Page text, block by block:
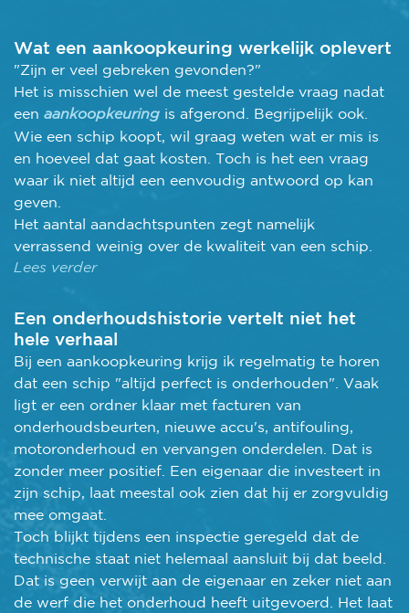
Wat een aankoopkeuring werkelijk oplevert
"Zijn er veel gebreken gevonden?"
Het is misschien wel de meest gestelde vraag nadat
een aankoopkeuring is afgerond. Begrijpelijk ook.
Wie een schip koopt, wil graag weten wat er mis is
en hoeveel dat gaat kosten. Toch is het een vraag
waar ik niet altijd een eenvoudig antwoord op kan
geven.
Het aantal aandachtspunten zegt namelijk
verrassend weinig over de kwaliteit van een schip.
Lees verder
Een onderhoudshistorie vertelt niet het
hele verhaal
Bij een aankoopkeuring krijg ik regelmatig te horen
dat een schip "altijd perfect is onderhouden". Vaak
ligt er een ordner klaar met facturen van
onderhoudsbeurten, nieuwe accu's, antifouling,
motoronderhoud en vervangen onderdelen. Dat is
zonder meer positief. Een eigenaar die investeert in
zijn schip, laat meestal ook zien dat hij er zorgvuldig
mee omgaat.
Toch blijkt tijdens een inspectie geregeld dat de
technische staat niet helemaal aansluit bij dat beeld.
Dat is geen verwijt aan de eigenaar en zeker niet aan
de werf die het onderhoud heeft uitgevoerd. Het laat